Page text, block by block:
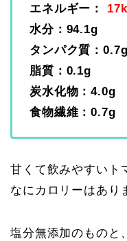
エネルギー：
水分：94.1g
タンパク質：0.7g
脂質：0.1g
炭水化物：4.0g
食物繊維：0.7g
甘くて飲みやすいト
なにカロリーはあり
塩分無添加のものと